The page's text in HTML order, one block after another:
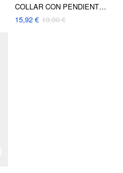
COLLAR CON PENDIENTE DESMONTABLE DE OJOS, SERPIENTES, LUNAS Y PIEDRAS IMITACIÓN DIAMANTE
15,92 € 19,90 €